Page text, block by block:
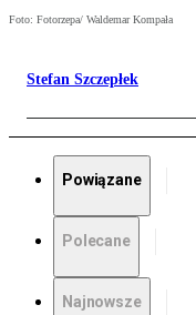
Foto: Fotorzepa/ Waldemar Kompała
Stefan Szczepłek
Powiązane
Polecane
Najnowsze